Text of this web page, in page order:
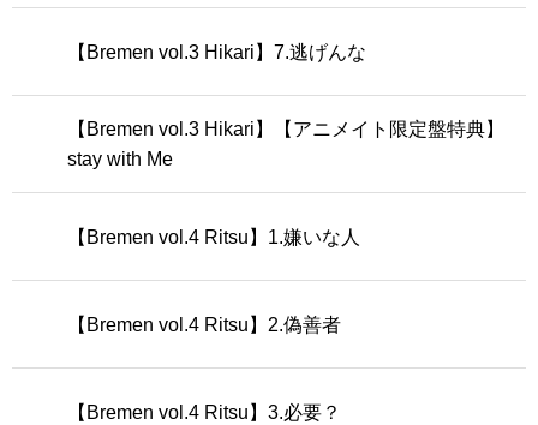
【Bremen vol.3 Hikari】7.逃げんな
【Bremen vol.3 Hikari】【アニメイト限定盤特典】
stay with Me
【Bremen vol.4 Ritsu】1.嫌いな人
【Bremen vol.4 Ritsu】2.偽善者
【Bremen vol.4 Ritsu】3.必要？